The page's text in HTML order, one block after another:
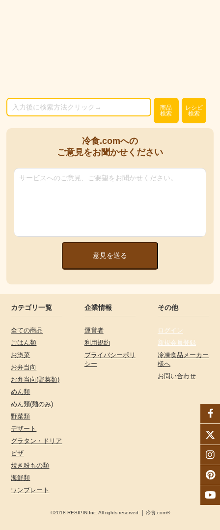
商品
検索
レシピ
検索
冷食.comへの
ご意見をお聞かせください
意見を送る
カテゴリ一覧
全ての商品
ごはん類
お惣菜
お弁当向
お弁当向(野菜類)
めん類
めん類(麺のみ)
野菜類
デザート
グラタン・ドリア
ピザ
焼き粉もの類
海鮮類
ワンプレート
企業情報
運営者
利用規約
プライバシーポリ
シー
その他
ログイン
新規会員登録
冷凍食品メーカー
様へ
お問い合わせ
©2018 RESIPIN Inc. All rights reserved. │ 冷食.com®